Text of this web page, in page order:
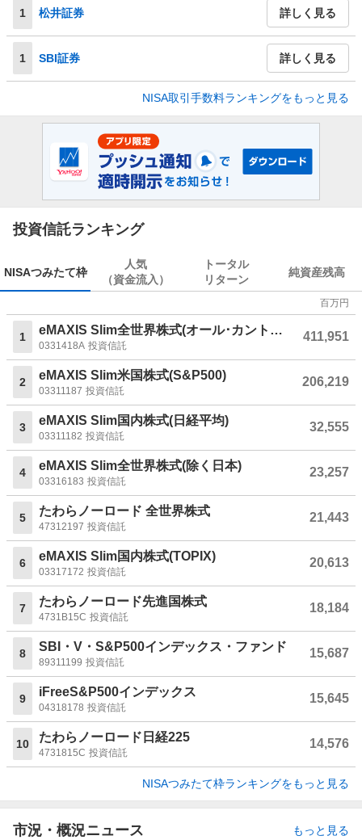
1 松井証券 詳しく見る
1 SBI証券 詳しく見る
NISA取引手数料ランキングをもっと見る
投資信託ランキング
NISAつみたて枠
人気
（資金流入）
トータル
リターン
純資産残高
百万円
1 eMAXIS Slim全世界株式(オール･カントリー)
0331418A 投資信託
411,951
2 eMAXIS Slim米国株式(S&P500)
03311187 投資信託
206,219
3 eMAXIS Slim国内株式(日経平均)
03311182 投資信託
32,555
4 eMAXIS Slim全世界株式(除く日本)
03316183 投資信託
23,257
5 たわらノーロード 全世界株式
47312197 投資信託
21,443
6 eMAXIS Slim国内株式(TOPIX)
03317172 投資信託
20,613
7 たわらノーロード先進国株式
4731B15C 投資信託
18,184
8 SBI・V・S&P500インデックス・ファンド
89311199 投資信託
15,687
9 iFreeS&P500インデックス
04318178 投資信託
15,645
10 たわらノーロード日経225
4731815C 投資信託
14,576
NISAつみたて枠ランキングをもっと見る
市況・概況ニュース もっと見る